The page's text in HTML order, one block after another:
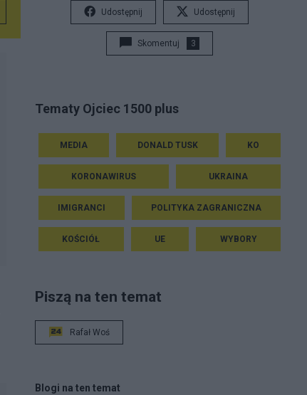
ulubiona grupa The Eagles i nie mam zamiaru tego
popsuć ani zmieniać.
Udostępnij Udostępnij
Skomentuj 3
Tematy Ojciec 1500 plus
MEDIA DONALD TUSK KO
KORONAWIRUS UKRAINA
IMIGRANCI POLITYKA ZAGRANICZNA
KOŚCIÓŁ UE WYBORY
Piszą na ten temat
Rafał Woś
Blogi na ten temat